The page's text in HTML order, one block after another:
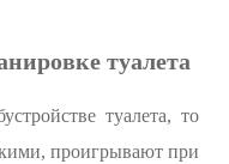
туалета
туалета, то
проигрывают при